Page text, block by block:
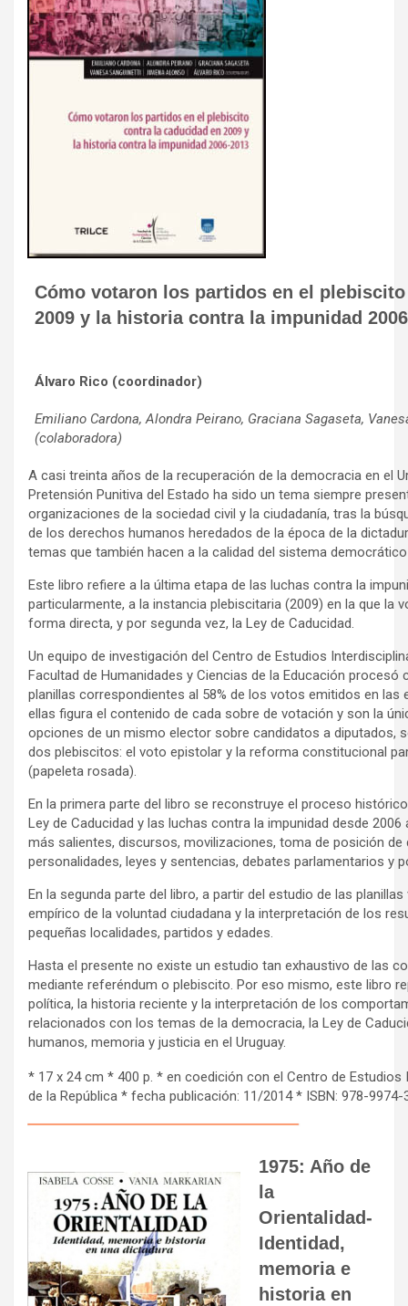
Cómo votaron los partidos en el
2009 y la historia contra la impunidad
Álvaro Rico (coordinador)
Emiliano Cardona, Alondra Peirano, Graciana Sagaseta,
(colaboradora)
A casi treinta años de la recuperación de la democracia en el
Pretensión Punitiva del Estado ha sido un tema siempre
organizaciones de la sociedad civil y la ciudadanía, tras la
de los derechos humanos heredados de la época de la
temas que también hacen a la calidad del sistema
Este libro refiere a la última etapa de las luchas contra la
particularmente, a la instancia plebiscitaria (2009) en la que la
forma directa, y por segunda vez, la Ley de Caducidad.
Un equipo de investigación del Centro de Estudios
Facultad de Humanidades y Ciencias de la Educación procesó
planillas correspondientes al 58% de los votos emitidos en las
ellas figura el contenido de cada sobre de votación y son la
opciones de un mismo elector sobre candidatos a diputados,
dos plebiscitos: el voto epistolar y la reforma constitucional
(papeleta rosada).
En la primera parte del libro se reconstruye el proceso
Ley de Caducidad y las luchas contra la impunidad desde
más salientes, discursos, movilizaciones, toma de posición
personalidades, leyes y sentencias, debates parlamentarios y
En la segunda parte del libro, a partir del estudio de las
empírico de la voluntad ciudadana y la interpretación de los
pequeñas localidades, partidos y edades.
Hasta el presente no existe un estudio tan exhaustivo de las
mediante referéndum o plebiscito. Por eso mismo, este libro
política, la historia reciente y la interpretación de los
relacionados con los temas de la democracia, la Ley de
humanos, memoria y justicia en el Uruguay.
* 17 x 24 cm * 400 p. * en coedición con el Centro de Estudios
de la República * fecha publicación: 11/2014 * ISBN: 978-
1975: Año de
la
Orientalidad-
Identidad,
memoria e
historia en